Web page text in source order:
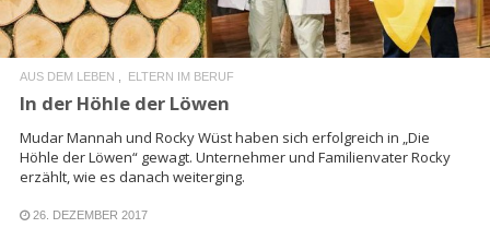
AUS DEM LEBEN ELTERN IM BERUF
In der Höhle der Löwen
Mudar Mannah und Rocky Wüst haben sich erfolgreich in „Die
Höhle der Löwen“ gewagt. Unternehmer und Familienvater Rocky
erzählt, wie es danach weiterging.
26. DEZEMBER 2017